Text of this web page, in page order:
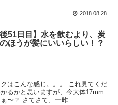
2018.08.28
後51日目】水を飲むより、炭
ほうが髪にいいらしい！？
はこんな感じ。。。 これ見てくだ
るかと思いますが、今大体17mm
〜？ さてさて、一昨...